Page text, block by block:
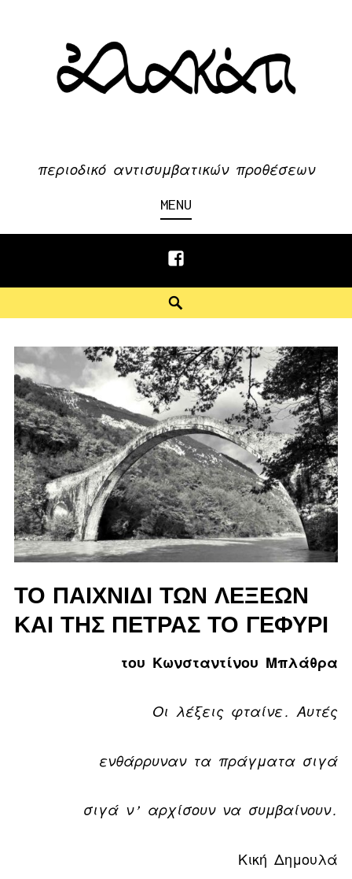
περιοδικό αντισυμβατικών προθέσεων
MENU
Facebook
ΤΟ ΠΑΙΧΝΊΔΙ ΤΩΝ ΛΈΞΕΩΝ
ΚΑΙ ΤΗΣ ΠΈΤΡΑΣ ΤΟ ΓΕΦΎΡΙ
του Κωνσταντίνου Μπλάθρα
Οι λέξεις φταίνε. Αυτές
ενθάρρυναν τα πράγματα σιγά
σιγά ν’ αρχίσουν να συμβαίνουν.
Κική Δημουλά